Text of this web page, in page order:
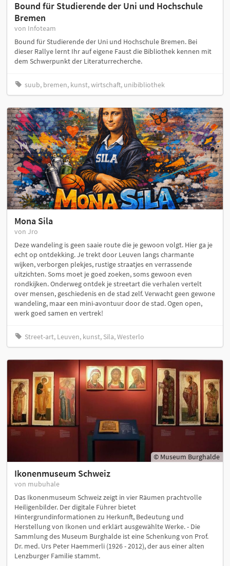
Bound für Studierende der Uni und Hochschule
Bremen
von Infoteam
Bound für Studierende der Uni und Hochschule Bremen. Bei
dieser Rallye lernt Ihr auf eigene Faust die Bibliothek kennen mit
dem Schwerpunkt der Literaturrecherche.
suub, bremen, kunst, wirtschaft, unibibliothek
Mona Sila
von Jro
Deze wandeling is geen saaie route die je gewoon volgt. Hier ga je
echt op ontdekking. Je trekt door Leuven langs charmante
wijken, verborgen plekjes, rustige straatjes en verrassende
uitzichten. Soms moet je goed zoeken, soms gewoon even
rondkijken. Onderweg ontdek je streetart die verhalen vertelt
over mensen, geschiedenis en de stad zelf. Verwacht geen gewone
wandeling, maar een mini-avontuur door de stad. Ogen open,
werk goed samen en vertrek!
Street-art, Leuven, kunst, Sila, Westerlo
© Museum Burghalde
Ikonenmuseum Schweiz
von mubuhale
Das Ikonenmuseum Schweiz zeigt in vier Räumen prachtvolle
Heiligenbilder. Der digitale Führer bietet
Hintergrundinformationen zu Herkunft, Bedeutung und
Herstellung von Ikonen und erklärt ausgewählte Werke. - Die
Sammlung des Museum Burghalde ist eine Schenkung von Prof.
Dr. med. Urs Peter Haemmerli (1926 - 2012), der aus einer alten
Lenzburger Familie stammt.